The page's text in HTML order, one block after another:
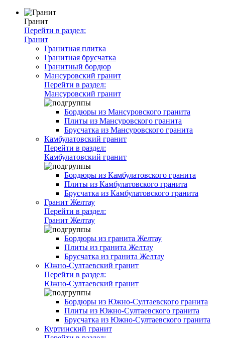
Гранит
Перейти в раздел:
Гранит
Гранитная плитка
Гранитная брусчатка
Гранитный бордюр
Мансуровский гранит
Перейти в раздел:
Мансуровский гранит
Бордюры из Мансуровского гранита
Плиты из Мансуровского гранита
Брусчатка из Мансуровского гранита
Камбулатовский гранит
Перейти в раздел:
Камбулатовский гранит
Бордюры из Камбулатовского гранита
Плиты из Камбулатовского гранита
Брусчатка из Камбулатовского гранита
Гранит Желтау
Перейти в раздел:
Гранит Желтау
Бордюры из гранита Желтау
Плиты из гранита Желтау
Брусчатка из гранита Желтау
Южно-Султаевский гранит
Перейти в раздел:
Южно-Султаевский гранит
Бордюры из Южно-Султаевского гранита
Плиты из Южно-Султаевского гранита
Брусчатка из Южно-Султаевского гранита
Куртинский гранит